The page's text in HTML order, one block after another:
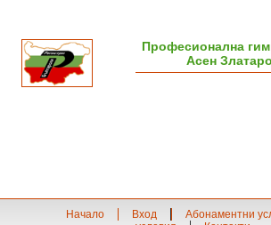
Професионална
Асен
Начало Вход Абонаментни